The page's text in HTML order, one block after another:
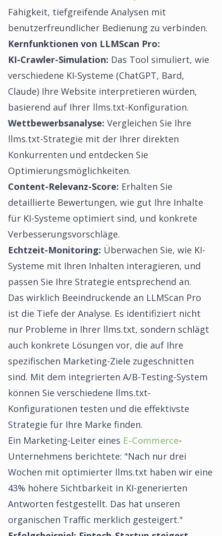
Fähigkeit, tiefgreifende Analysen mit
benutzerfreundlicher Bedienung zu verbinden.
Kernfunktionen von LLMScan Pro:
KI-Crawler-Simulation: Das Tool simuliert, wie
verschiedene KI-Systeme (ChatGPT, Bard,
Claude) Ihre Website interpretieren würden,
basierend auf Ihrer llms.txt-Konfiguration.
Wettbewerbsanalyse: Vergleichen Sie Ihre
llms.txt-Strategie mit der Ihrer direkten
Konkurrenten und entdecken Sie
Optimierungsmöglichkeiten.
Content-Relevanz-Score: Erhalten Sie
detaillierte Bewertungen, wie gut Ihre Inhalte
für KI-Systeme optimiert sind, und konkrete
Verbesserungsvorschläge.
Echtzeit-Monitoring: Überwachen Sie, wie KI-
Systeme mit Ihren Inhalten interagieren, und
passen Sie Ihre Strategie entsprechend an.
Das wirklich Beeindruckende an LLMScan Pro
ist die Tiefe der Analyse. Es identifiziert nicht
nur Probleme in Ihrer llms.txt, sondern schlägt
auch konkrete Lösungen vor, die auf Ihre
spezifischen Marketing-Ziele zugeschnitten
sind. Mit dem integrierten A/B-Testing-System
können Sie verschiedene llms.txt-
Konfigurationen testen und die effektivste
Strategie für Ihre Marke finden.
Ein Marketing-Leiter eines E-Commerce-
Unternehmens berichtete: "Nach nur drei
Wochen mit optimierter llms.txt haben wir eine
43% höhere Sichtbarkeit in KI-generierten
Antworten festgestellt. Das hat unseren
organischen Traffic merklich gesteigert."